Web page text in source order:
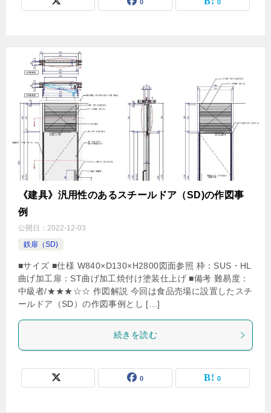
0 0
《建具》汎用性のあるスチールドア（SD)の作図事
例
公開日： 2022-12-03
鉄扉（SD)
■サイズ ■仕様 W840×D130×H2800図面参照 枠：SUS・HL
曲げ加工扉：ST曲げ加工焼付け塗装仕上げ ■備考 難易度：
中級者/★★★☆☆ 作図解説 今回は食品売場に設置したスチ
ールドア（SD）の作図事例とし […]
続きを読む
0 0